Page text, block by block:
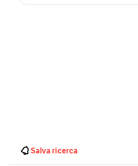
Salva ricerca